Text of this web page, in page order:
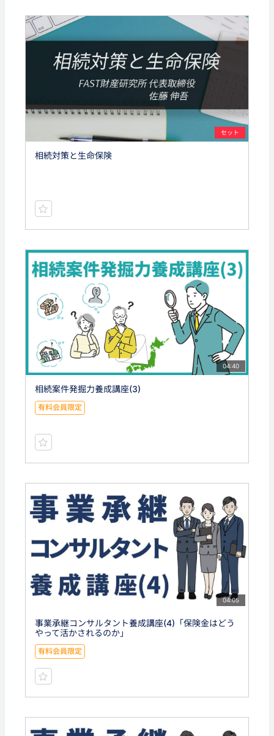
セット
相続対策と生命保険
04:40
相続案件発掘力養成講座(3)
有料会員限定
04:05
事業承継コンサルタント養成講座(4)「保険金はどう
やって活かされるのか」
有料会員限定